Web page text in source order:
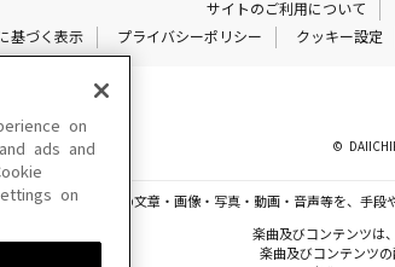
サイトのご利用について
基づく表示
プライバシーポリシー クッキー設定
©
掲載されている一切の文章・画像・写真・動画・音声等を、手
楽曲及びコンテンツは
楽曲及びコンテンツの
on
ads and
on